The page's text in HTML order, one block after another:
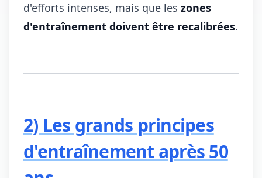
d'efforts intenses, mais que les zones
d'entraînement doivent être recalibrées.
2) Les grands principes
d'entraînement après 50